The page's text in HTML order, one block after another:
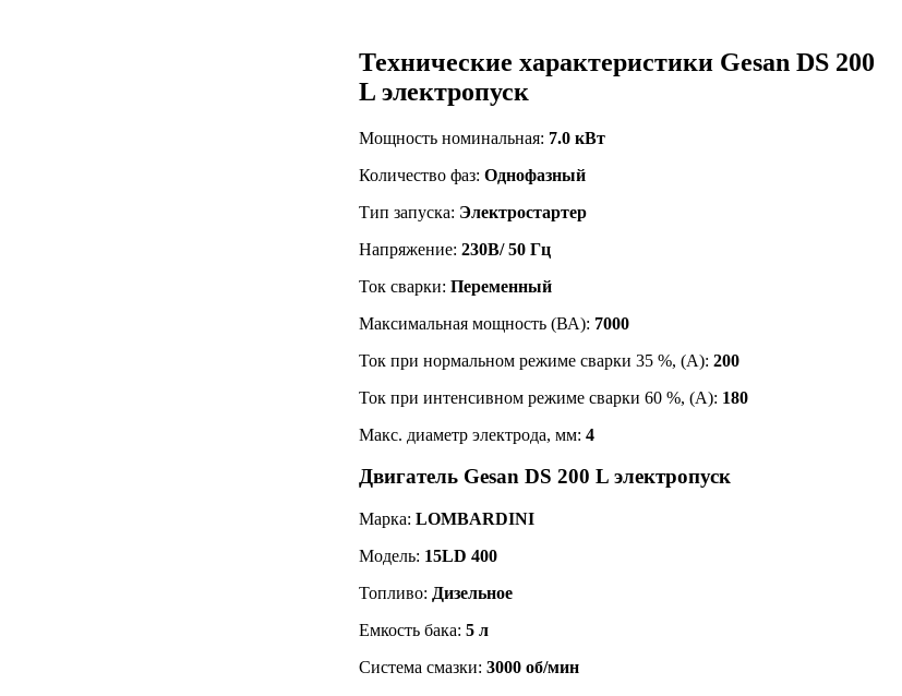
Технические характеристики Gesan DS 200
L электропуск
Мощность номинальная: 7.0 кВт
Количество фаз: Однофазный
Тип запуска: Электростартер
Напряжение: 230В/ 50 Гц
Ток сварки: Переменный
Максимальная мощность (ВА): 7000
Ток при нормальном режиме сварки 35 %, (А): 200
Ток при интенсивном режиме сварки 60 %, (А): 180
Макс. диаметр электрода, мм: 4
Двигатель Gesan DS 200 L электропуск
Марка: LOMBARDINI
Модель: 15LD 400
Топливо: Дизельное
Емкость бака: 5 л
Система смазки: 3000 об/мин